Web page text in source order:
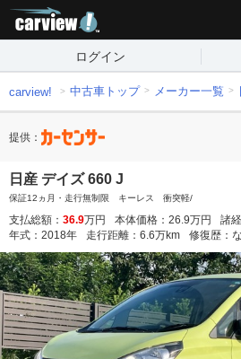
ログイン
carview! 中古車トップ メーカー一覧
提供：
日産 デイズ 660 J
保証12ヵ月・走行無制限 キーレス 衝突軽/
支払総額： 36.9万円 本体価格： 26.9万円 諸
年式： 2018年 走行距離： 6.6万km 修復歴：